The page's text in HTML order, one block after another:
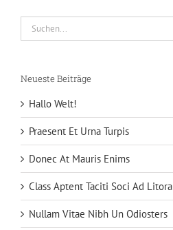
nach:
Neueste Beiträge
Hallo Welt!
Praesent Et Urna Turpis
Donec At Mauris Enims
Class Aptent Taciti Soci Ad Litora
Nullam Vitae Nibh Un Odiosters